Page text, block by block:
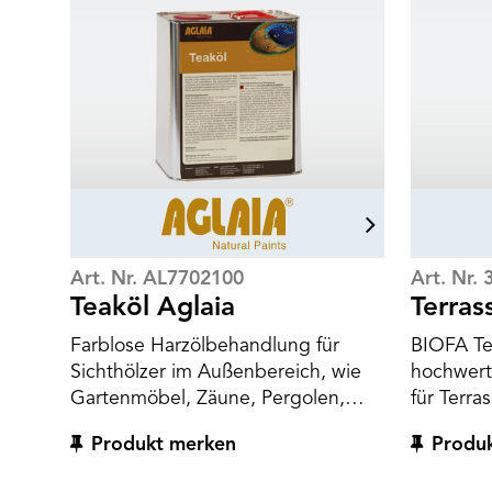
Art. Nr. AL7702100
Teaköl Aglaia
Farblose Harzölbehandlung für
Sichthölzer im Außenbereich, wie
Gartenmöbel, Zäune, Pergolen,
Ideal für Tropenhölzer, wie z.B. Teak
Produkt merken
Art. Nr.
BIOFA
für